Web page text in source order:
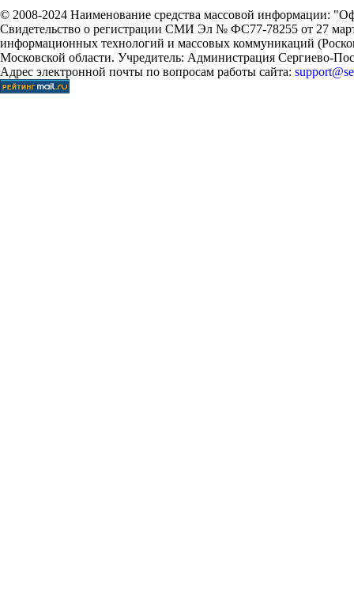
© 2008-2024 Наименование средства массовой информации:
Свидетельство о регистрации СМИ Эл № ФС77-78255 от 27
информационных технологий и массовых коммуникаций
Московской области. Учредитель: Администрация Сергиево-
Адрес электронной почты по вопросам работы сайта: